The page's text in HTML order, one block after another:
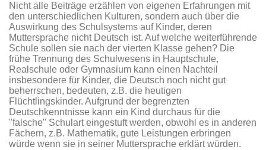
Nicht alle Beiträge erzählen von eigenen Erfahrungen mit
den unterschiedlichen Kulturen, sondern auch über die
Auswirkung des Schulsystems auf Kinder, deren
Muttersprache nicht Deutsch ist. Auf welche weiterführende
Schule sollen sie nach der vierten Klasse gehen? Die
frühe Trennung des Schulwesens in Hauptschule,
Realschule oder Gymnasium kann einen Nachteil
insbesondere für Kinder, die Deutsch noch nicht gut
beherrschen, bedeuten, z.B. die heutigen
Flüchtlingskinder. Aufgrund der begrenzten
Deutschkenntnisse kann ein Kind durchaus für die
"falsche" Schulart eingestuft werden, obwohl es in anderen
Fächern, z.B. Mathematik, gute Leistungen erbringen
würde wenn sie in seiner Muttersprache erklärt würden.